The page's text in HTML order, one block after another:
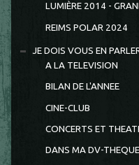
LUMIÈRE 2014 -
REIMS POLAR 2024
JE DOIS VOUS EN
A LA TELEVISION
BILAN DE L'ANNEE
CINE-CLUB
CONCERTS ET
DANS MA DV-THEQUE